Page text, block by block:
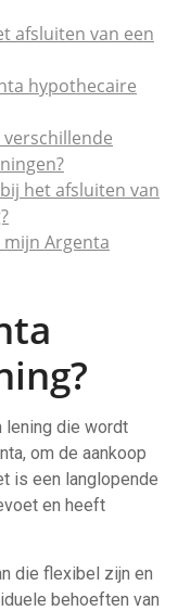
afsluiten van een
hypothecaire
het afsluiten van
Argenta
lening die wordt
om de aankoop
is een langlopende
en heeft
die flexibel zijn en
behoeften van